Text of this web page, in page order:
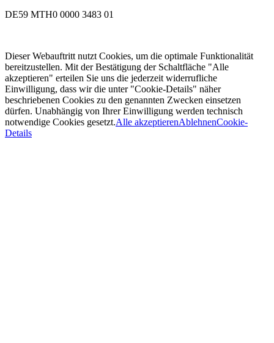
DE59 MTH0 0000 3483 01
Dieser Webauftritt nutzt Cookies, um die optimale Funktionalität
bereitzustellen. Mit der Bestätigung der Schaltfläche "Alle
akzeptieren" erteilen Sie uns die jederzeit widerrufliche
Einwilligung, dass wir die unter "Cookie-Details" näher
beschriebenen Cookies zu den genannten Zwecken einsetzen
dürfen. Unabhängig von Ihrer Einwilligung werden technisch
notwendige Cookies gesetzt.Alle akzeptierenAblehnenCookie-
Details